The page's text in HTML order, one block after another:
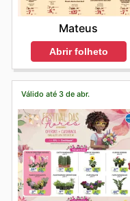
Mateus
Abrir folheto
Válido até 3 de abr.